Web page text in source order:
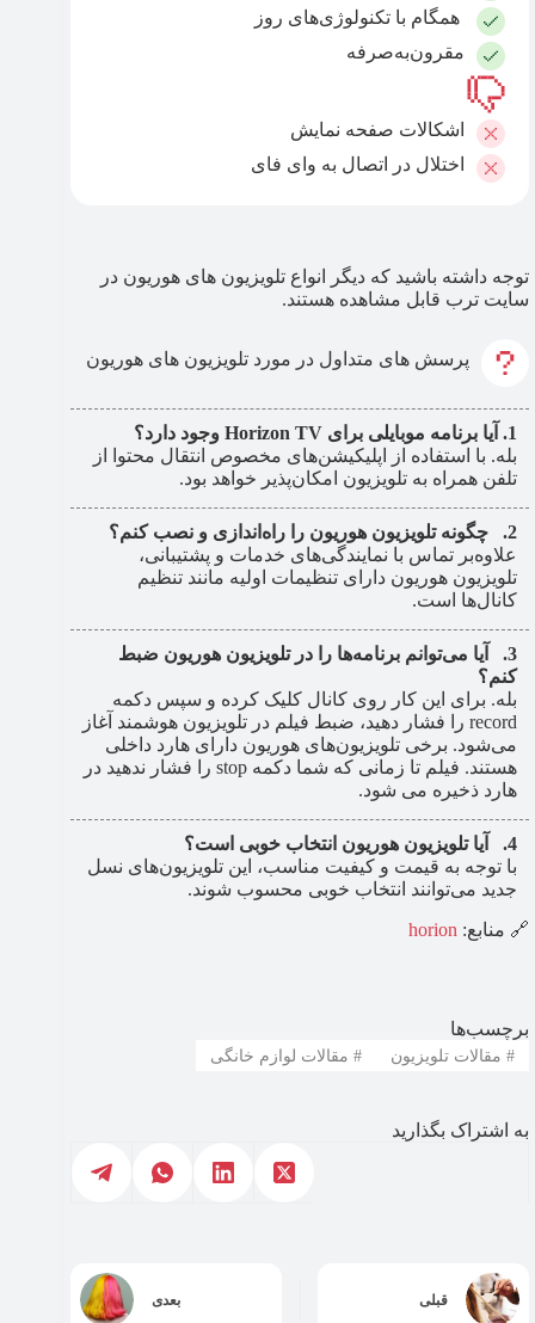
همگام با تکنولوژی‌های روز
مقرون‌به‌صرفه
اشکالات صفحه نمایش
اختلال در اتصال به وای فای
توجه داشته باشید که دیگر انواع تلویزیون های هوریون در
سایت ترب قابل مشاهده هستند.
پرسش های متداول در مورد تلویزیون های هوریون
آیا برنامه موبایلی برای Horizon TV وجود دارد؟
بله. با استفاده از اپلیکیشن‌های مخصوص انتقال محتوا از
تلفن همراه به تلویزیون امکان‌‎پذیر خواهد بود.
چگونه تلویزیون هوریون را راه‌اندازی و نصب کنم؟
علاوه‌بر تماس با نمایندگی‌های خدمات و پشتیبانی،
تلویزیون هوریون دارای تنظیمات اولیه مانند تنظیم
کانال‌ها است.
آیا می‌توانم برنامه‌ها را در تلویزیون هوریون ضبط
کنم؟
بله. برای این کار روی کانال کلیک کرده و سپس دکمه
record را فشار دهید، ضبط فیلم در تلویزیون هوشمند آغاز
می‌شود. برخی تلویزیون‌های هوریون دارای هارد داخلی
هستند. فیلم تا زمانی که شما دکمه stop را فشار ندهید در
هارد ذخیره می شود.
آیا تلویزیون هوریون انتخاب خوبی است؟
با توجه به قیمت و کیفیت مناسب، این تلویزیون‌های نسل
جدید می‌توانند انتخاب خوبی محسوب شوند.
🔗 منابع: horion
برچسب‌ها
#مقالات تلویزیون #مقالات لوازم خانگی
به اشتراک بگذارید
قبلی بعدی